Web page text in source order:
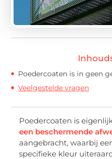
Poedercoaten is in geen
Veelgestelde vragen
Poedercoaten is
een beschermende
aangebracht, waarbij
specifieke kleur